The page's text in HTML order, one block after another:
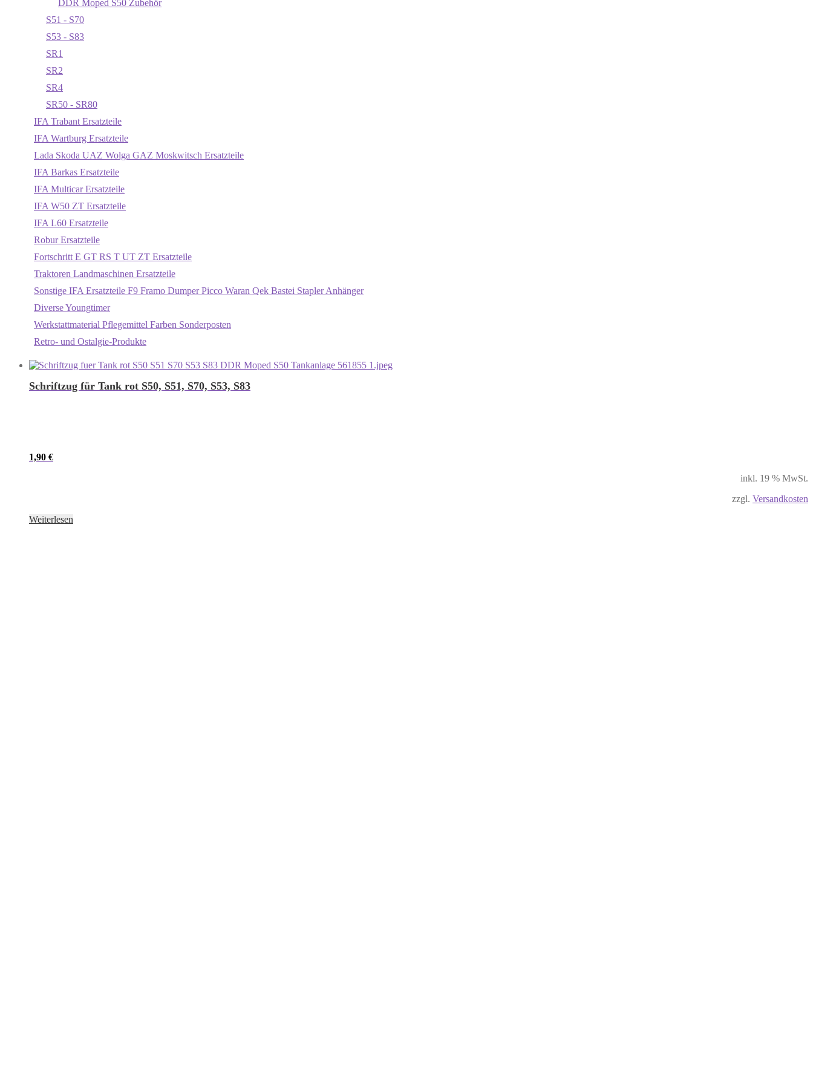
DDR Moped S50 Zubehör
S51 - S70
S53 - S83
SR1
SR2
SR4
SR50 - SR80
IFA Trabant Ersatzteile
IFA Wartburg Ersatzteile
Lada Skoda UAZ Wolga GAZ Moskwitsch Ersatzteile
IFA Barkas Ersatzteile
IFA Multicar Ersatzteile
IFA W50 ZT Ersatzteile
IFA L60 Ersatzteile
Robur Ersatzteile
Fortschritt E GT RS T UT ZT Ersatzteile
Traktoren Landmaschinen Ersatzteile
Sonstige IFA Ersatzteile F9 Framo Dumper Picco Waran Qek Bastei Stapler Anhänger
Diverse Youngtimer
Werkstattmaterial Pflegemittel Farben Sonderposten
Retro- und Ostalgie-Produkte
Schriftzug für Tank rot S50, S51, S70, S53, S83
1,90 €
inkl. 19 % MwSt.
zzgl. Versandkosten
Weiterlesen